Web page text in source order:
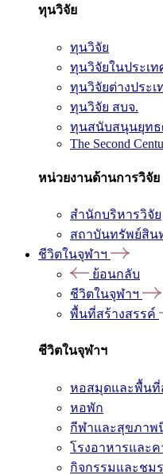
ทุนวิจัย
ทุนวิจัย
ทุนวิจัยในประเท
ทุนวิจัยต่างประเ
ทุนวิจัย สบจ.
ทุนสนับสนุนยุทธ
The Second
หน่วยงานด้านการวิจัย
สำนักบริหารวิจัย
สถาบันทรัพย์สิน
ชีวิตในจุฬาฯ
ย้อนกลับ
ชีวิตในจุฬาฯ
พื้นที่สร้างสรรค์
ชีวิตในจุฬาฯ
หอสมุดและพื้นที่
หอพัก
กีฬาและสุขภาพ
โรงอาหารและค
กิจกรรมและชม